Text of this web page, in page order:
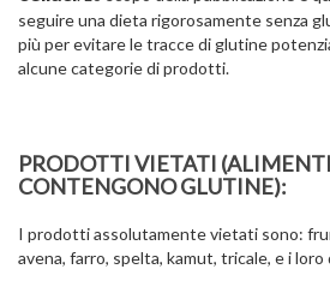
seguire una dieta rigorosamente senza
più per evitare le tracce di glutine
alcune categorie di prodotti.
PRODOTTI VIETATI
CONTENGONO GLUTINE):
I prodotti assolutamente vietati sono:
avena, farro, spelta, kamut, tricale, e i loro